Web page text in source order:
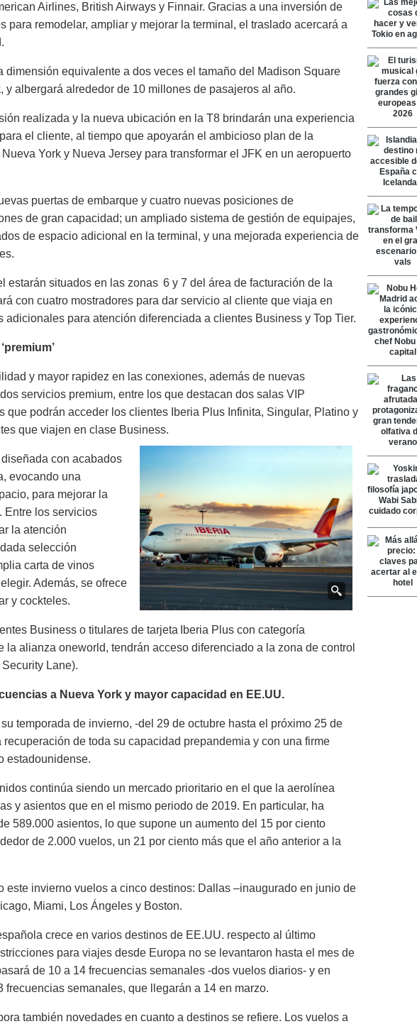
Airlines, British Airways y Finnair. Gracias a una inversión de
para remodelar, ampliar y mejorar la terminal, el traslado acercará a
dimensión equivalente a dos veces el tamaño del Madison Square
y albergará alrededor de 10 millones de pasajeros al año.
realizada y la nueva ubicación en la T8 brindarán una experiencia
el cliente, al tiempo que apoyarán el ambicioso plan de la
York y Nueva Jersey para transformar el JFK en un aeropuerto
puertas de embarque y cuatro nuevas posiciones de
de gran capacidad; un ampliado sistema de gestión de equipajes,
de espacio adicional en la terminal, y una mejorada experiencia de
estarán situados en las zonas 6 y 7 del área de facturación de la
con cuatro mostradores para dar servicio al cliente que viaja en
adicionales para atención diferenciada a clientes Business y Top Tier.
y mayor rapidez en las conexiones, además de nuevas
servicios premium, entre los que destacan dos salas VIP
que podrán acceder los clientes Iberia Plus Infinita, Singular, Platino y
que viajen en clase Business.
con acabados
evocando una
para mejorar la
Entre los servicios
la atención
selección
carta de vinos
Además, se ofrece
y cockteles.
Business o titulares de tarjeta Iberia Plus con categoría
la alianza oneworld, tendrán acceso diferenciado a la zona de control
Lane).
a Nueva York y mayor capacidad en EE.UU.
su temporada de invierno, -del 29 de octubre hasta el próximo 25 de
recuperación de toda su capacidad prepandemia y con una firme
estadounidense.
continúa siendo un mercado prioritario en el que la aerolínea
y asientos que en el mismo periodo de 2019. En particular, ha
589.000 asientos, lo que supone un aumento del 15 por ciento
de 2.000 vuelos, un 21 por ciento más que el año anterior a la
este invierno vuelos a cinco destinos: Dallas –inaugurado en junio de
Miami, Los Ángeles y Boston.
crece en varios destinos de EE.UU. respecto al último
para viajes desde Europa no se levantaron hasta el mes de
de 10 a 14 frecuencias semanales -dos vuelos diarios- y en
frecuencias semanales, que llegarán a 14 en marzo.
también novedades en cuanto a destinos se refiere. Los vuelos a